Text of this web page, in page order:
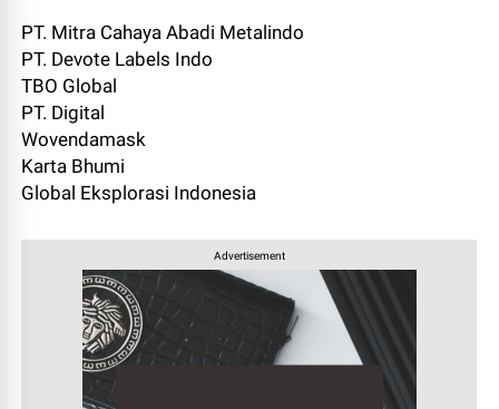
PT. Mitra Cahaya Abadi Metalindo
PT. Devote Labels Indo
TBO Global
PT. Digital
Wovendamask
Karta Bhumi
Global Eksplorasi Indonesia
Advertisement